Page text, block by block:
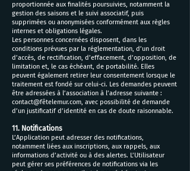
proportionnée aux finalités poursuivies, notamment la
gestion des saisons et le suivi associatif, puis
supprimées ou anonymisées conformément aux règles
internes et obligations légales.
Les personnes concernées disposent, dans les
conditions prévues par la réglementation, d’un droit
d’accès, de rectification, d’effacement, d’opposition, de
limitation et, le cas échéant, de portabilité. Elles
peuvent également retirer leur consentement lorsque le
traitement est fondé sur celui-ci. Les demandes peuvent
être adressées à l’association à l’adresse suivante :
contact@fêtelemur.com, avec possibilité de demande
d’un justificatif d’identité en cas de doute raisonnable.
11. Notifications
L’Application peut adresser des notifications,
notamment liées aux inscriptions, aux rappels, aux
informations d’activité ou à des alertes. L’Utilisateur
peut gérer ses préférences de notifications via les